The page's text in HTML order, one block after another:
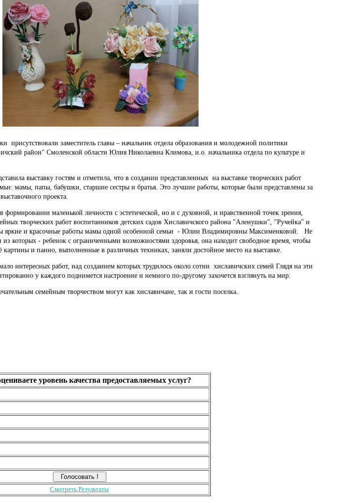
присутствовали заместитель главы – начальник отдела образования и молодежной политики
район" Смоленской области Юлия Николаевна Климова, и.о. начальника отдела по культуре и
выставку гостям и отметила, что в создании представленных на выставке творческих работ
мамы, папы, бабушки, старшие сестры и братья. Это лучшие работы, которые были представлены за
проекта.
формировании маленькой личности с эстетической, но и с духовной, и нравственной точек зрения,
творческих работ воспитанников детских садов Хиславичского района "Аленушки", "Ручейка" и
яркие и красочные работы мамы одной особенной семьи - Юлии Владимировны Максименковой. Не
которых - ребенок с ограниченными возможностями здоровья, она находит свободное время, чтобы
и панно, выполненные в различных техниках, заняли достойное место на выставке.
интересных работ, над созданием которых трудилось около сотни хиславичских семей Глядя на эти
у каждого поднимется настроение и немного по-другому захочется взглянуть на мир.
семейным творчеством могут как хиславичане, так и гости поселка.
уровень качества предоставляемых услуг?
Смотреть Результаты